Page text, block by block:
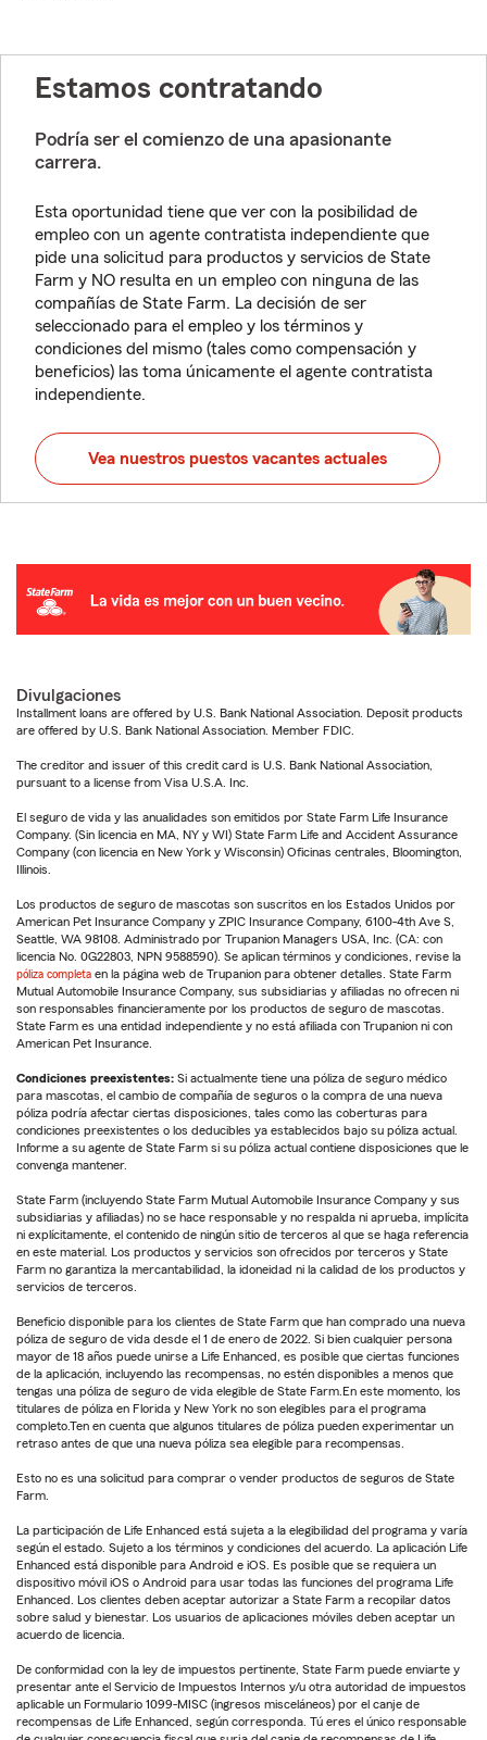
Estamos contratando
Podría ser el comienzo de una apasionante
carrera.
Esta oportunidad tiene que ver con la posibilidad de
empleo con un agente contratista independiente que
pide una solicitud para productos y servicios de State
Farm y NO resulta en un empleo con ninguna de las
compañías de State Farm. La decisión de ser
seleccionado para el empleo y los términos y
condiciones del mismo (tales como compensación y
beneficios) las toma únicamente el agente contratista
independiente.
Vea nuestros puestos vacantes actuales
Divulgaciones
Installment loans are offered by U.S. Bank National Association. Deposit products
are offered by U.S. Bank National Association. Member FDIC.
The creditor and issuer of this credit card is U.S. Bank National Association,
pursuant to a license from Visa U.S.A. Inc.
El seguro de vida y las anualidades son emitidos por State Farm Life Insurance
Company. (Sin licencia en MA, NY y WI) State Farm Life and Accident Assurance
Company (con licencia en New York y Wisconsin) Oficinas centrales, Bloomington,
Illinois.
Los productos de seguro de mascotas son suscritos en los Estados Unidos por
American Pet Insurance Company y ZPIC Insurance Company, 6100-4th Ave S,
Seattle, WA 98108. Administrado por Trupanion Managers USA, Inc. (CA: con
licencia No. 0G22803, NPN 9588590). Se aplican términos y condiciones, revise la
póliza completa en la página web de Trupanion para obtener detalles. State Farm
Mutual Automobile Insurance Company, sus subsidiarias y afiliadas no ofrecen ni
son responsables financieramente por los productos de seguro de mascotas.
State Farm es una entidad independiente y no está afiliada con Trupanion ni con
American Pet Insurance.
Condiciones preexistentes: Si actualmente tiene una póliza de seguro médico
para mascotas, el cambio de compañía de seguros o la compra de una nueva
póliza podría afectar ciertas disposiciones, tales como las coberturas para
condiciones preexistentes o los deducibles ya establecidos bajo su póliza actual.
Informe a su agente de State Farm si su póliza actual contiene disposiciones que le
convenga mantener.
State Farm (incluyendo State Farm Mutual Automobile Insurance Company y sus
subsidiarias y afiliadas) no se hace responsable y no respalda ni aprueba, implícita
ni explícitamente, el contenido de ningún sitio de terceros al que se haga referencia
en este material. Los productos y servicios son ofrecidos por terceros y State
Farm no garantiza la mercantabilidad, la idoneidad ni la calidad de los productos y
servicios de terceros.
Beneficio disponible para los clientes de State Farm que han comprado una nueva
póliza de seguro de vida desde el 1 de enero de 2022. Si bien cualquier persona
mayor de 18 años puede unirse a Life Enhanced, es posible que ciertas funciones
de la aplicación, incluyendo las recompensas, no estén disponibles a menos que
tengas una póliza de seguro de vida elegible de State Farm.En este momento, los
titulares de póliza en Florida y New York no son elegibles para el programa
completo.Ten en cuenta que algunos titulares de póliza pueden experimentar un
retraso antes de que una nueva póliza sea elegible para recompensas.
Esto no es una solicitud para comprar o vender productos de seguros de State
Farm.
La participación de Life Enhanced está sujeta a la elegibilidad del programa y varía
según el estado. Sujeto a los términos y condiciones del acuerdo. La aplicación Life
Enhanced está disponible para Android e iOS. Es posible que se requiera un
dispositivo móvil iOS o Android para usar todas las funciones del programa Life
Enhanced. Los clientes deben aceptar autorizar a State Farm a recopilar datos
sobre salud y bienestar. Los usuarios de aplicaciones móviles deben aceptar un
acuerdo de licencia.
De conformidad con la ley de impuestos pertinente, State Farm puede enviarte y
presentar ante el Servicio de Impuestos Internos y/u otra autoridad de impuestos
aplicable un Formulario 1099-MISC (ingresos misceláneos) por el canje de
recompensas de Life Enhanced, según corresponda. Tú eres el único responsable